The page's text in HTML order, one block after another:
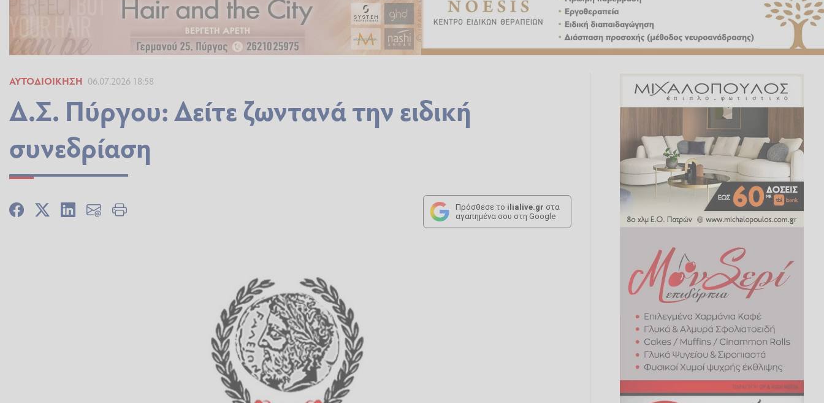
ΑΥΤΟΔΙΟΊΚΗΣΗ 06.07.2026 18:58
Δ.Σ. Πύργου: Δείτε ζωντανά την ειδική
συνεδρίαση
Πρόσθεσε το ilialive.gr στα
αγαπημένα σου στη Google